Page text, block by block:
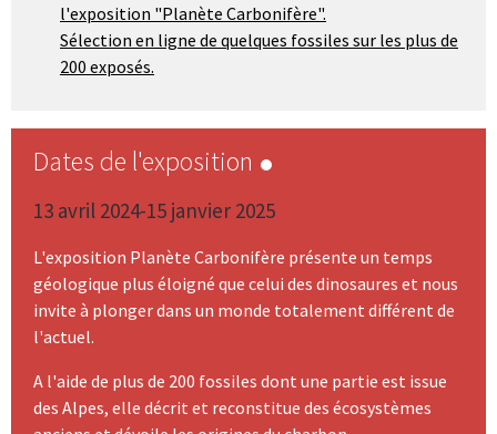
l'exposition "Planète Carbonifère".
Sélection en ligne de quelques fossiles sur les plus de
200 exposés.
Dates de l'exposition
13 avril 2024-15 janvier 2025
L'exposition Planète Carbonifère présente un temps
géologique plus éloigné que celui des dinosaures et nous
invite à plonger dans un monde totalement différent de
l'actuel.
A l'aide de plus de 200 fossiles dont une partie est issue
des Alpes, elle décrit et reconstitue des écosystèmes